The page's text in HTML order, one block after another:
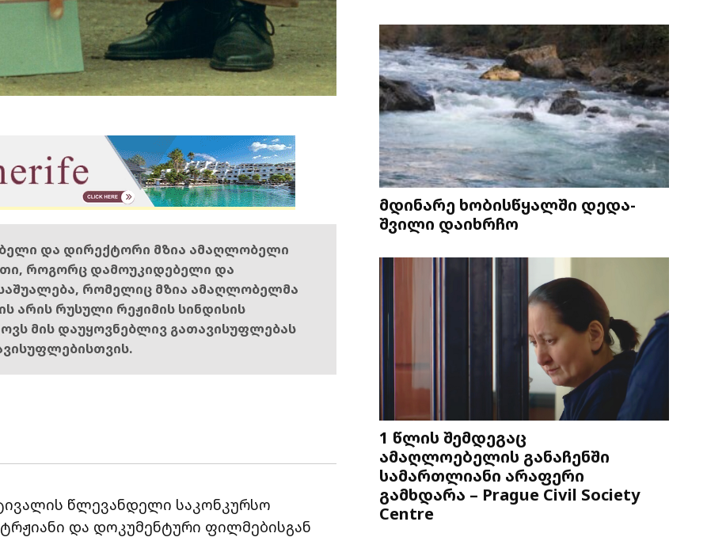
და დირექტორი მზია ამაღლობელი
როგორც დამოუკიდებელი და
რომელიც მზია ამაღლობელმა
არის რუსული რეჟიმის სინდისის
მის დაუყოვნებლივ გათავისუფლებას
წლევანდელი საკონკურსო
და დოკუმენტური ფილმებისგან
მდინარე ხობისწყალში დედა-
შვილი დაიხრჩო
1 წლის შემდეგაც
ამაღლოებელის განაჩენში
სამართლიანი არაფერი
გამხდარა – Prague Civil Society
Centre